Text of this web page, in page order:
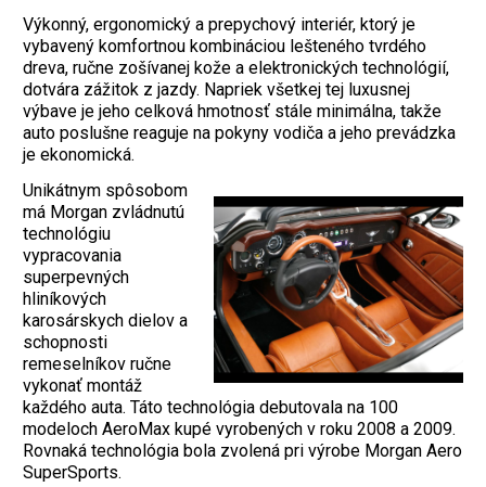
Výkonný, ergonomický a prepychový interiér, ktorý je
vybavený komfortnou kombináciou lešteného tvrdého
dreva, ručne zošívanej kože a elektronických technológií,
dotvára zážitok z jazdy. Napriek všetkej tej luxusnej
výbave je jeho celková hmotnosť stále minimálna, takže
auto poslušne reaguje na pokyny vodiča a jeho prevádzka
je ekonomická.
Unikátnym spôsobom
má Morgan zvládnutú
technológiu
vypracovania
superpevných
hliníkových
karosárskych dielov a
schopnosti
remeselníkov ručne
vykonať montáž
každého auta. Táto technológia debutovala na 100
modeloch AeroMax kupé vyrobených v roku 2008 a 2009.
Rovnaká technológia bola zvolená pri výrobe Morgan Aero
SuperSports.